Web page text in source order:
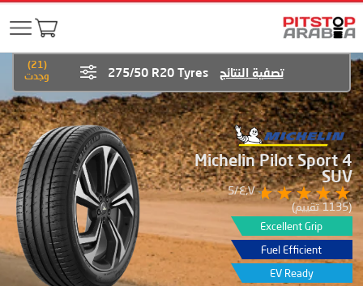
Michelin Pilot Sport 4
SUV
٤٫٧/5
(1135 تقييم)
Excellent Grip
Fuel Efficient
EV Ready
(
21
)
وجدت
تصفية النتائج 275/50 R20 Tyres